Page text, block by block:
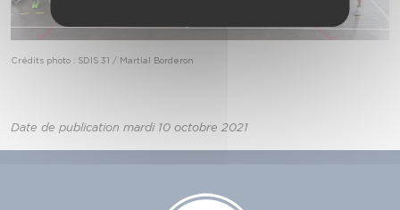
Crédits photo : SDIS 31 / Martial Borderon
Date de publication mardi 10 octobre 2021